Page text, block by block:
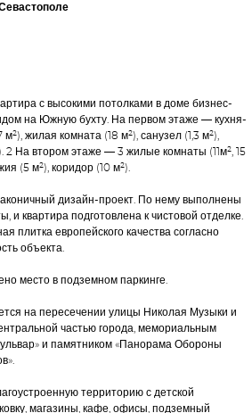
с высокими потолками в доме бизнес-
на Южную бухту. На первом этаже — кухня-
жилая комната (18 м²), санузел (1,3 м²),
2 На втором этаже — 3 жилые комнаты (11м², 15
(5 м²), коридор (10 м²).
дизайн-проект. По нему выполнены
и квартира подготовлена к чистовой отделке.
плитка европейского качества согласно
объекта.
место в подземном паркинге.
на пересечении улицы Николая Музыки и
частью города, мемориальным
и памятником «Панорама Обороны
территорию с детской
магазины, кафе, офисы, подземный